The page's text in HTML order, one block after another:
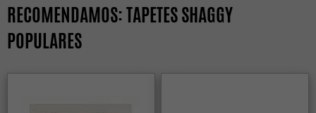
RECOMENDAMOS: TAPETES SHAGGY
POPULARES